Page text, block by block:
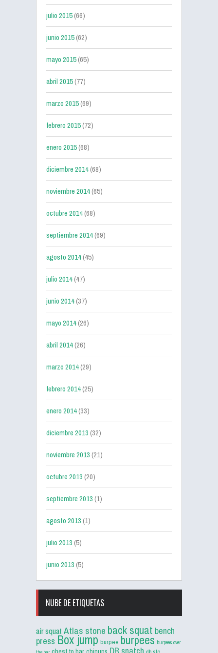
julio 2015(66)
junio 2015(62)
mayo 2015(65)
abril 2015(77)
marzo 2015(69)
febrero 2015(72)
enero 2015(68)
diciembre 2014(68)
noviembre 2014(65)
octubre 2014(68)
septiembre 2014(69)
agosto 2014(45)
julio 2014(47)
junio 2014(37)
mayo 2014(26)
abril 2014(26)
marzo 2014(29)
febrero 2014(25)
enero 2014(33)
diciembre 2013(32)
noviembre 2013(21)
octubre 2013(20)
septiembre 2013(1)
agosto 2013(1)
julio 2013(5)
junio 2013(5)
NUBE DE ETIQUETAS
air squat Atlas stone back squat bench
press Box jump burpee burpees burpees over